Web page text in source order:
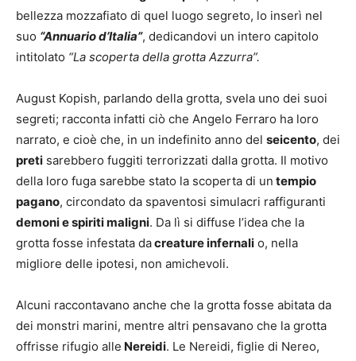
bellezza mozzafiato di quel luogo segreto, lo inserì nel
suo “Annuario d’Italia”, dedicandovi un intero capitolo
intitolato “La scoperta della grotta Azzurra”.
August Kopish, parlando della grotta, svela uno dei suoi
segreti; racconta infatti ciò che Angelo Ferraro ha loro
narrato, e cioè che, in un indefinito anno del seicento, dei
preti sarebbero fuggiti terrorizzati dalla grotta. Il motivo
della loro fuga sarebbe stato la scoperta di un tempio
pagano, circondato da spaventosi simulacri raffiguranti
demoni e spiriti maligni. Da lì si diffuse l’idea che la
grotta fosse infestata dacreature infernali o, nella
migliore delle ipotesi, non amichevoli.
Alcuni raccontavano anche che la grotta fosse abitata da
dei monstri marini, mentre altri pensavano che la grotta
offrisse rifugio alle Nereidi. Le Nereidi, figlie di Nereo,